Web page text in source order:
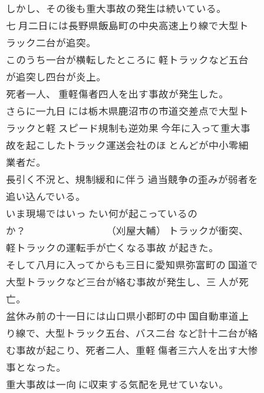
しかし、その後も重大事故の発生は続いている。
七 月二日には長野県飯島町の中央高速上り線で大型ト
ラック二台が追突。
このうち一台が横転したところに 軽トラックなど五台
が追突し四台が炎上。
死者一人、 重軽傷者四人を出す事故が発生した。
さらに一九日 には栃木県鹿沼市の市道交差点で大型ト
ラックと軽 スピード規制も逆効果 今年に入って重大事
故を起こしたトラック運送会社のほ とんどが中小零細
業者だ。
長引く不況と、規制緩和に伴う 過当競争の歪みが弱者を
追い込んでいる。
いま現場ではいっ たい何が起こっているの
か？ （刈屋大輔） トラックが衝突、
軽トラックの運転手が亡くなる事故 が起きた。
そして八月に入ってからも三日に愛知県弥富町の 国道で
大型トラックなど三台が絡む事故が発生し、三 人が死
亡。
盆休み前の十一日には山口県小郡町の中 国自動車道上
り線で、大型トラック五台、バス二台 など計十二台が絡
む事故が起こり、死者二人、重軽 傷者三六人を出す大惨
事となった。
重大事故は一向 に収束する気配を見せていない。